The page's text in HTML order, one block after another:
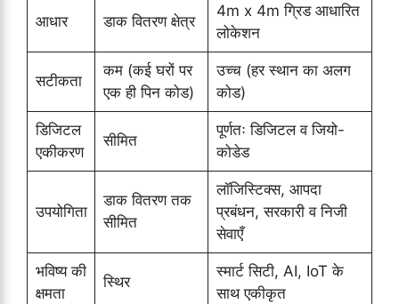
आधार डाक वितरण क्षेत्र
4m x 4m ग्रिड आधारित
लोकेशन
सटीकता
कम (कई घरों पर
एक ही पिन कोड)
उच्च (हर स्थान का अलग
कोड)
डिजिटल
एकीकरण
सीमित
पूर्णतः डिजिटल व जियो-
कोडेड
उपयोगिता
डाक वितरण तक
सीमित
लॉजिस्टिक्स, आपदा
प्रबंधन, सरकारी व निजी
सेवाएँ
भविष्य की
क्षमता
स्थिर
स्मार्ट सिटी, AI, IoT के
साथ एकीकृत